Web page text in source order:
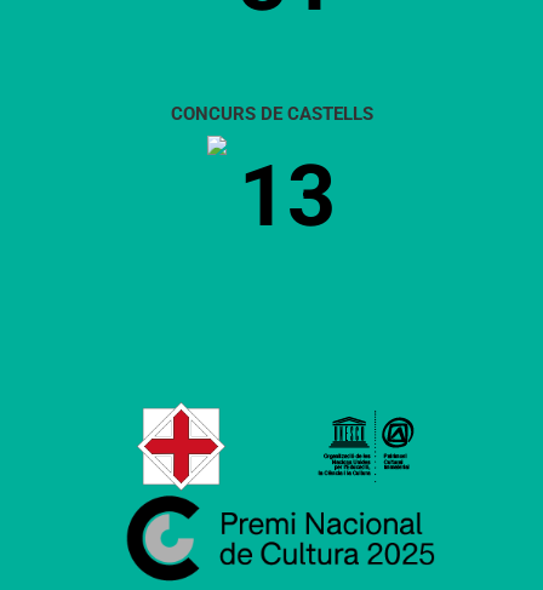
CONCURS DE CASTELLS
13